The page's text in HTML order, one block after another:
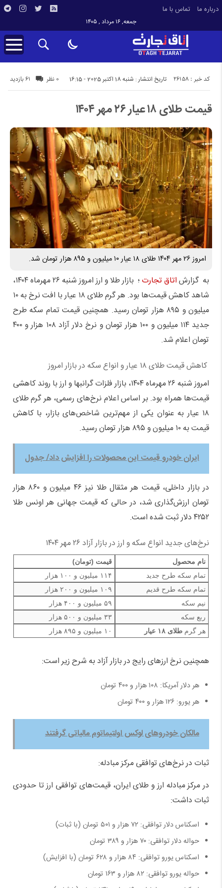
درباره ما تماس با ما
جمعه, ۱۶ مرداد , ۱۴۰۵
تاریخ انتشار : شنبه 18 اکتبر 2025 - 16:15 61 بازدید کد خبر : 26158 0 نظر
قیمت طلای ۱۸ عیار ۲۶ مهر ۱۴۰۴
امروز ۲۶ مهر ۱۴۰۴ طلای ۱۸ عیار ۱۰ میلیون و ۸۹۵ هزار تومان شد.
به گزارشاتاق تجارت
؛ بازار طلا و ارز امروز شنبه ۲۶ مهرماه ۱۴۰۴،
شاهد کاهش قیمت‌ها بود. هر گرم طلای ۱۸ عیار با افت نرخ به ۱۰
میلیون و ۸۹۵ هزار تومان رسید. همچنین قیمت تمام سکه طرح
جدید ۱۱۴ میلیون و ۱۰۰ هزار تومان و نرخ دلار آزاد ۱۰۸ هزار و ۴۰۰
تومان اعلام شد.
کاهش قیمت طلای ۱۸ عیار و انواع سکه در بازار امروز
امروز شنبه ۲۶ مهرماه ۱۴۰۴، بازار فلزات گرانبها و ارز با روند کاهشی
قیمت‌ها همراه بود. بر اساس اعلام نرخ‌های رسمی، هر گرم طلای
۱۸ عیار به عنوان یکی از مهم‌ترین شاخص‌های بازار، با کاهش
قیمت به ۱۰ میلیون و ۸۹۵ هزار تومان رسید.
ایران خودرو قیمت این محصولات را افزایش داد/ جدول
در بازار داخلی، قیمت هر مثقال طلا نیز ۴۶ میلیون و ۸۶۰ هزار
تومان ارزش‌گذاری شد، در حالی که قیمت جهانی هر اونس طلا
۴۲۵۲ دلار ثبت شده است.
نرخ‌های جدید انواع سکه و ارز در بازار آزاد ۲۶ مهر ۱۴۰۴
نام محصول
قیمت (تومان)
تمام سکه طرح جدید
۱۱۴ میلیون و ۱۰۰ هزار
تمام سکه طرح قدیم
۱۰۹ میلیون و ۲۰۰ هزار
نیم سکه
۵۹ میلیون و ۴۰۰ هزار
ربع سکه
۳۳ میلیون و ۵۰۰ هزار
هر گرمطلای ۱۸ عیار ۱۰ میلیون و ۸۹۵ هزار
همچنین نرخ ارزهای رایج در بازار آزاد به شرح زیر است:
هر دلار آمریکا: ۱۰۸ هزار و ۴۰۰ تومان
هر یورو: ۱۲۶ هزار و ۴۰۰ تومان
مالکان خودروهای لوکس اولتیماتوم مالیاتی گرفتند
ثبات در نرخ‌های توافقی مرکز مبادله:
در مرکز مبادله ارز و طلای ایران، قیمت‌های توافقی ارز تا حدودی
ثبات داشت:
اسکناس دلار توافقی: ۷۲ هزار و ۵۰۱ تومان (با ثبات)
حواله دلار توافقی: ۷۰ هزار و ۳۸۹ تومان
اسکناس یورو توافقی: ۸۴ هزار و ۶۲۸ تومان (با افزایش)
حواله یورو توافقی: ۸۲ هزار و ۱۶۳ تومان